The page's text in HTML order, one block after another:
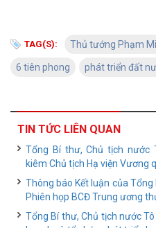
TAG(S): Thủ tướng Phạm
6 tiên phong phát triển đất
TIN TỨC LIÊN QUAN
Tổng Bí thư, Chủ tịch nước
kiêm Chủ tịch Hạ viện Vương
Thông báo Kết luận của
Phiên họp BCĐ Trung ương
Tổng Bí thư, Chủ tịch nước